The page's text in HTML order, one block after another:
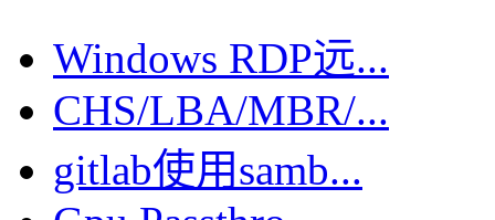
Windows RDP远...
CHS/LBA/MBR/...
gitlab使用samb...